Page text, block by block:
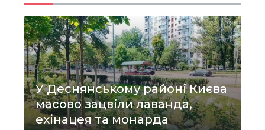
У Деснянському районі Києва
масово зацвіли лаванда,
ехінацея та монарда